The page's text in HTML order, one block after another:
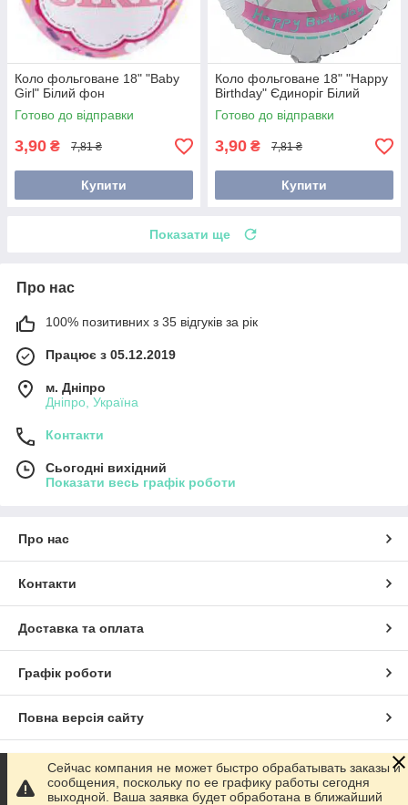
Коло фольговане 18" "Baby
Girl" Білий фон
Готово до відправки
3,90 ₴ 7,81 ₴
Купити
Коло фольговане 18" "Happy
Birthday" Єдиноріг Білий
Готово до відправки
3,90 ₴ 7,81 ₴
Купити
Показати ще
Про нас
100% позитивних з 35 відгуків за рік
Працює з 05.12.2019
м. Дніпро
Дніпро, Україна
Контакти
Сьогодні вихідний
Показати весь графік роботи
Про нас
Контакти
Доставка та оплата
Графік роботи
Повна версія сайту
Сайт створено на маркетплейсі Prom.ua
Сейчас компания не может быстро обрабатывать заказы и
сообщения, поскольку по ее графику работы сегодня
выходной. Ваша заявка будет обработана в ближайший